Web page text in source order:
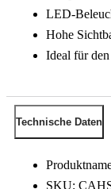
LED-
Hohe
Ideal für
Technische Daten
SKU: